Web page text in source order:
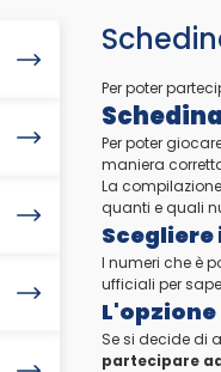
Per poter
Per poter
maniera
La
quanti e quali
I numeri che è
ufficiali per
L'opzione
Se si decide di
partecipare